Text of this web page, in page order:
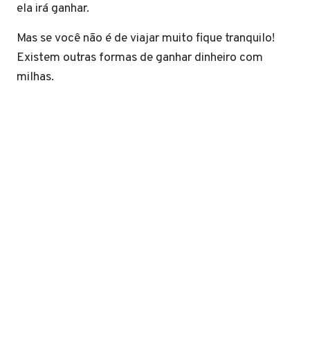
ela irá ganhar.
Mas se você não é de viajar muito fique tranquilo!
Existem outras formas de ganhar dinheiro com
milhas.